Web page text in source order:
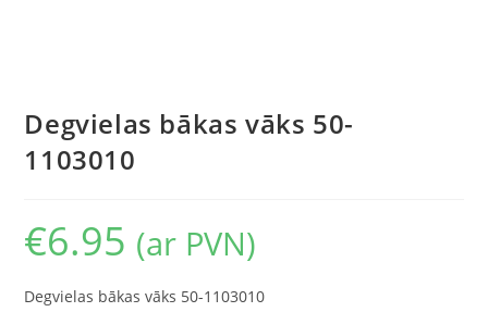
Degvielas bākas vāks 50-
1103010
€6.95 (ar PVN)
Degvielas bākas vāks 50-1103010